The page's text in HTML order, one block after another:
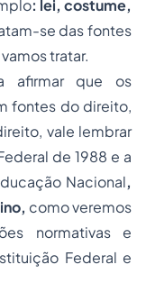
: lei, costume,
se das fontes
tratar.
afirmar que os
fontes do direito,
vale lembrar
de 1988 e a
Nacional,
como veremos
normativas e
Federal e